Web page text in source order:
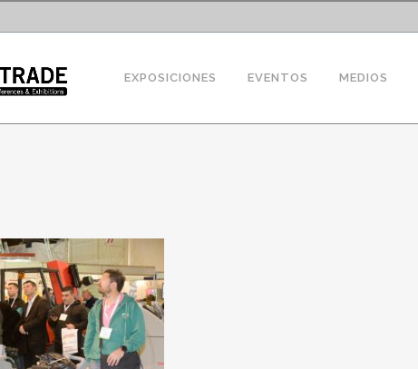
EXPOSICIONES EVENTOS MEDIOS